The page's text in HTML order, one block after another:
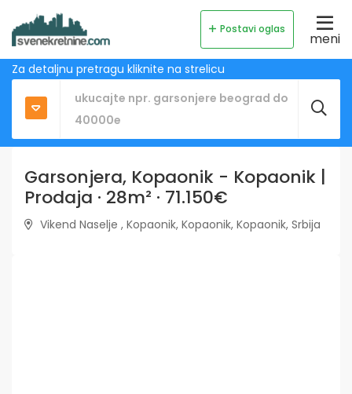
Postavi oglas
meni
Za detaljnu pretragu kliknite na strelicu
Garsonjera, Kopaonik - Kopaonik |
Prodaja · 28m² · 71.150€
Vikend Naselje , Kopaonik, Kopaonik, Kopaonik, Srbija